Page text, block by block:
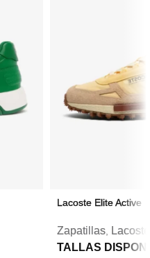
Lacoste Elite Active
Zapatillas, Lacoste
TALLAS